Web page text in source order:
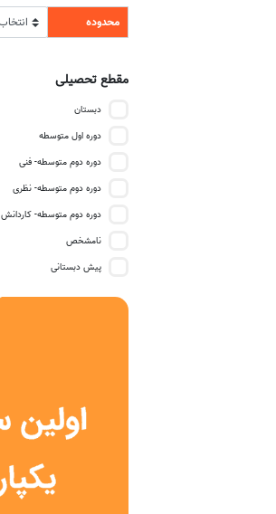
محدوده
مقطع تحصیلی
دبستان
دوره اول متوسطه
دوره دوم متوسطه- فنی
دوره دوم متوسطه- نظری
دوره دوم متوسطه- کاردانش
نامشخص
پیش دبستانی